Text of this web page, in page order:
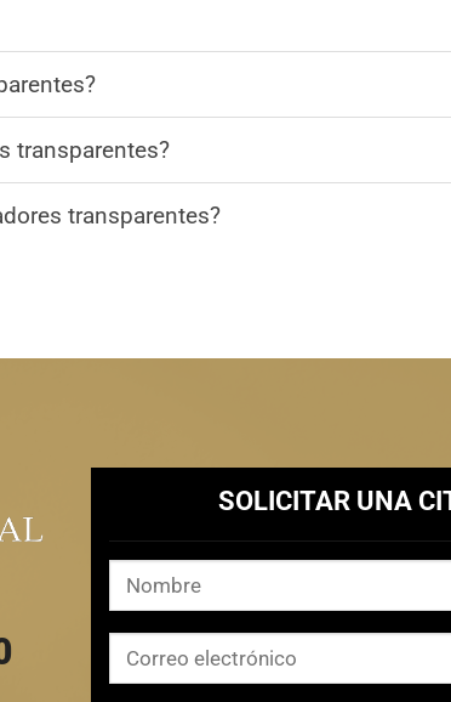
transparentes?
transparentes?
SOLICITAR UNA